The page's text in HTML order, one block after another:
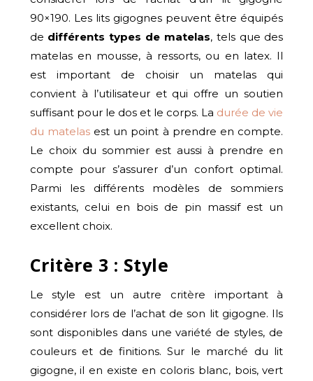
90×190. Les lits gigognes peuvent être équipés
de différents types de matelas, tels que des
matelas en mousse, à ressorts, ou en latex. Il
est important de choisir un matelas qui
convient à l’utilisateur et qui offre un soutien
suffisant pour le dos et le corps. La durée de vie
du matelasest un point à prendre en compte.
Le choix du sommier est aussi à prendre en
compte pour s’assurer d’un confort optimal.
Parmi les différents modèles de sommiers
existants, celui en bois de pin massif est un
excellent choix.
Critère 3 : Style
Le style est un autre critère important à
considérer lors de l’achat de son lit gigogne. Ils
sont disponibles dans une variété de styles, de
couleurs et de finitions. Sur le marché du lit
gigogne, il en existe en coloris blanc, bois, vert